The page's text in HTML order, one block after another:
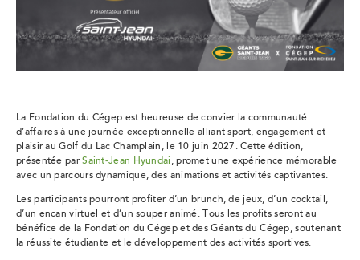
La Fondation du Cégep est heureuse de convier la communauté
d’affaires à une journée exceptionnelle alliant sport, engagement et
plaisir au Golf du Lac Champlain, le 10 juin 2027. Cette édition,
présentée parSaint-Jean Hyundai , promet une expérience mémorable
avec un parcours dynamique, des animations et activités captivantes.
Les participants pourront profiter d’un brunch, de jeux, d’un cocktail,
d’un encan virtuel et d’un souper animé. Tous les profits seront au
bénéfice de la Fondation du Cégep et des Géants du Cégep, soutenant
la réussite étudiante et le développement des activités sportives.